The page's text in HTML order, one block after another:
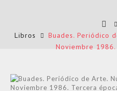
Libros
Buades. Periódico
Noviembre